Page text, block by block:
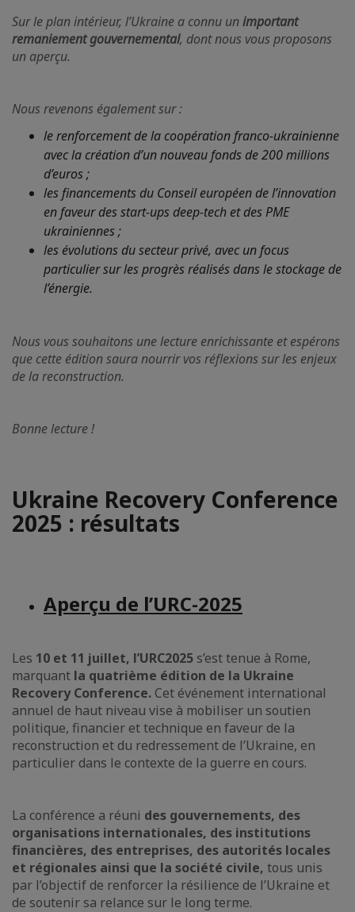
Sur le plan intérieur, l’Ukraine a connu unimportant
remaniement gouvernemental, dont nous vous proposons
un aperçu.
Nous revenons également sur :
le renforcement de la coopération franco-ukrainienne
avec la création d’un nouveau fonds de 200 millions
d’euros ;
les financements du Conseil européen de l’innovation
en faveur des start-ups deep-tech et des PME
ukrainiennes ;
les évolutions du secteur privé, avec un focus
particulier sur les progrès réalisés dans le stockage de
l’énergie.
Nous vous souhaitons une lecture enrichissante et espérons
que cette édition saura nourrir vos réflexions sur les enjeux
de la reconstruction.
Bonne lecture !
Ukraine Recovery Conference
2025 : résultats
Aperçu de l’URC-2025
Les 10 et 11 juillet, l’URC2025 s’est tenue à Rome,
marquant la quatrième édition de la Ukraine
Recovery Conference. Cet événement international
annuel de haut niveau vise à mobiliser un soutien
politique, financier et technique en faveur de la
reconstruction et du redressement de l’Ukraine, en
particulier dans le contexte de la guerre en cours.
La conférence a réuni des gouvernements, des
organisations internationales, des institutions
financières, des entreprises, des autorités locales
et régionales ainsi que la société civile, tous unis
par l’objectif de renforcer la résilience de l’Ukraine et
de soutenir sa relance sur le long terme.